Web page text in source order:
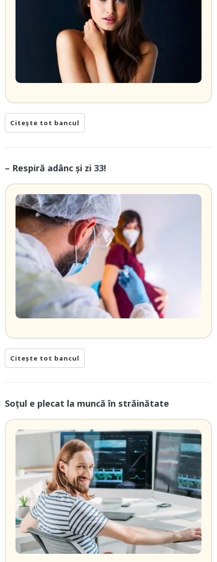
Citește tot bancul
– Respiră adânc și zi 33!
Citește tot bancul
Soțul e plecat la muncă în străinătate